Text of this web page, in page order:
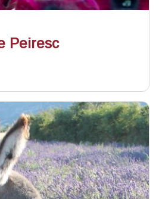
de Peiresc
Peiresc